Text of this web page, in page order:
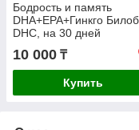
Бодрость и память
DHA+EPA+Гинкго
DHC, на 30 дней
10 000 ₸
Купить